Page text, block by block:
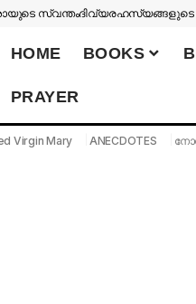
സ്വന്തംദിവ്യരഹസ്യങ്ങളുടെ
HOME BOOKS
PRAYER
Virgin Mary ANECDOTES